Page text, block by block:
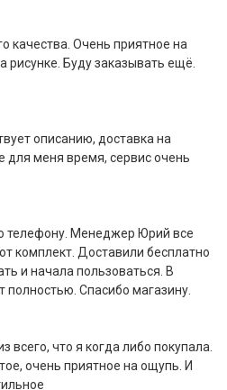
качества. Очень приятное на
рисунке. Буду заказывать ещё.
описанию, доставка на
меня время, сервис очень
телефону. Менеджер Юрий все
комплект. Доставили бесплатно
и начала пользоваться. В
полностью. Спасибо магазину.
всего, что я когда либо покупала.
очень приятное на ощупь. И